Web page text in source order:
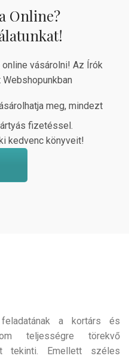
Online?
vásárolni! Az Írók
meg, mindezt
fizetéssel.
kedvenc könyveit!
a kortárs és
teljességre törekvő
tekinti. Emellett széles